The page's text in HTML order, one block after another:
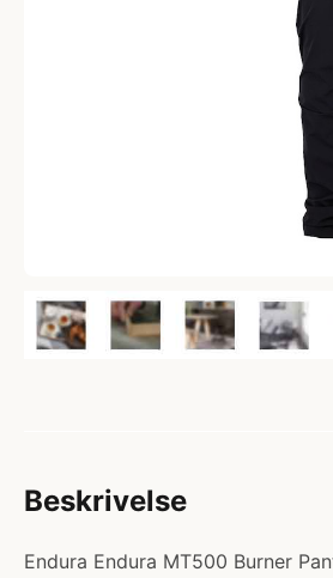
Beskrivelse
Endura Endura MT500 Burner